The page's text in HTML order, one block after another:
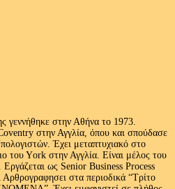
γεννήθηκε στην Αθήνα το 1973.
στην Αγγλία, όπου και σπούδασε
Έχει μεταπτυχιακό στο
του Υork στην Αγγλία. Είναι μέλος του
ως Senior Business Process
στα περιοδικά “Τρίτο